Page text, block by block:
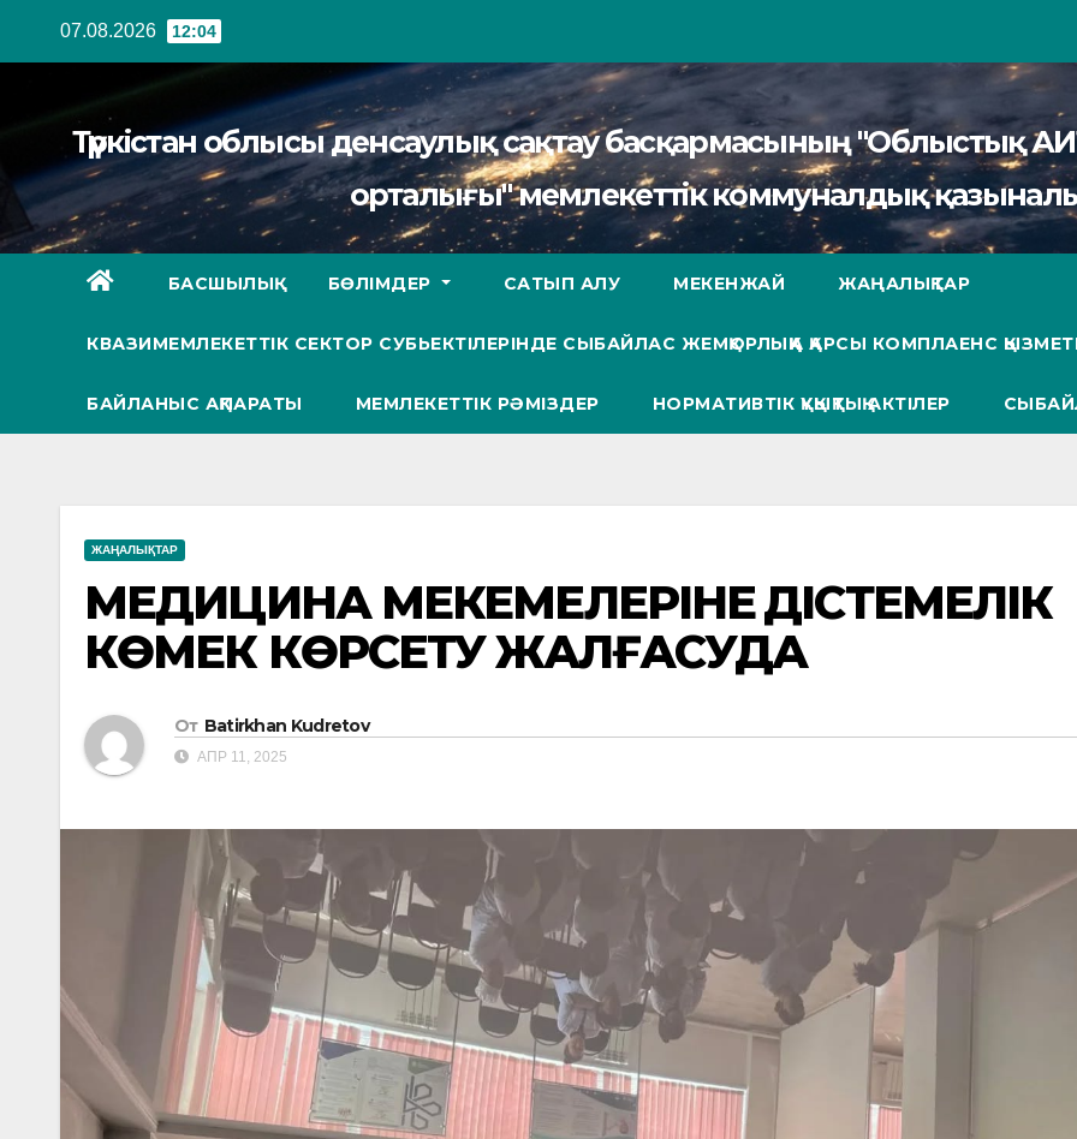
07.08.2026 12:04
Түркістан облысы денсаулық сақтау басқармасының "Облыстық
орталығы" мемлекеттік коммуналдық
БАСШЫЛЫҚ БӨЛІМДЕР САТЫП АЛУ МЕКЕНЖАЙ ЖАҢАЛЫҚТАР
КВАЗИМЕМЛЕКЕТТІК СЕКТОР СУБЬЕКТІЛЕРІНДЕ СЫБАЙЛАС ЖЕМҚОРЛЫҚҚА ҚАРСЫ КОМПЛАЕНС
БАЙЛАНЫС АҚПАРАТЫ МЕМЛЕКЕТТІК РӘМІЗДЕР НОРМАТИВТІК ҚҰҚЫҚТЫҚ АКТІЛЕР
ЖАҢАЛЫҚТАР
МЕДИЦИНА МЕКЕМЕЛЕРІНЕ ӘДІСТЕМЕЛІК
КӨМЕК КӨРСЕТУ ЖАЛҒАСУДА
От Batirkhan Kudretov
АПР 11, 2025